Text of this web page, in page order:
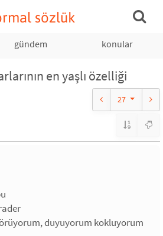
sözlük
gündem konular
en yaşlı özelliği
27
duyuyorum kokluyorum